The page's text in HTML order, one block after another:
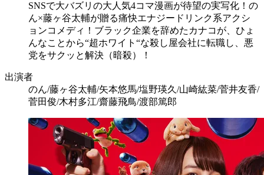
SNSで大バズリの大人気4コマ漫画が待望の実写化！の
ん×藤ヶ谷太輔が贈る痛快エナジードリンク系アクシ
ョンコメディ！ブラック企業を辞めたカナコが、ひょ
んなことから“超ホワイト“な殺し屋会社に転職し、悪
党をサクッと解決（暗殺）！
出演者
のん/藤ヶ谷太輔/矢本悠馬/塩野瑛久/山崎紘菜/菅井友香/
菅田俊/木村多江/齋藤飛鳥/渡部篤郎